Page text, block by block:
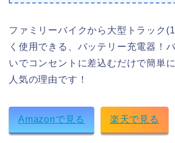
ファミリーバイクから大型トラック
く使用できる、バッテリー充電器！
いでコンセントに差込むだけで簡単
人気の理由です！
Amazonで見る 楽天で見る